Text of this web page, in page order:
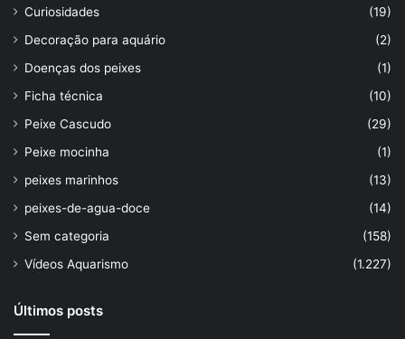
Curiosidades
(19)
Decoração para aquário
(2)
Doenças dos peixes
(1)
Ficha técnica
(10)
Peixe Cascudo
(29)
Peixe mocinha
(1)
peixes marinhos
(13)
peixes-de-agua-doce
(14)
Sem categoria
(158)
Vídeos Aquarismo
(1.227)
Últimos posts